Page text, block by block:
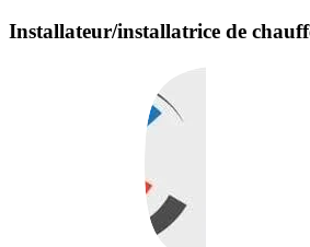
Installateur/installatrice de